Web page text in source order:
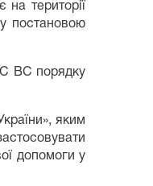
території
постановою
ВС порядку
яким
допомоги у